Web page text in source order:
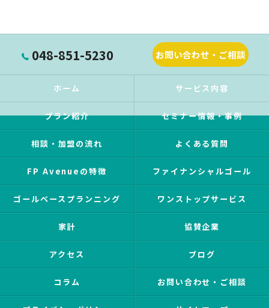
048-851-5230 お問い合わせ・ご相談
ホーム サービス内容
プラン紹介 セミナー情報・事例
相談・加盟の流れ よくある質問
FP Avenueの特徴 ファイナンシャルゴール
ゴールベースプランニング ワンストップサービス
家計 協賛企業
アクセス ブログ
コラム お問い合わせ・ご相談